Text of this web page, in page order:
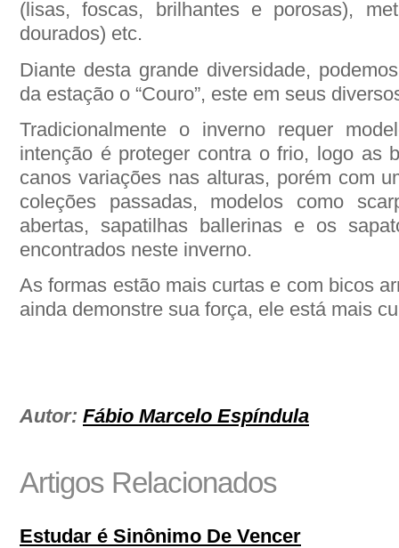
(lisas, foscas, brilhantes e porosas),
dourados) etc.
Diante desta grande diversidade,
da estação o “Couro”, este em seus
Tradicionalmente o inverno requer
intenção é proteger contra o frio, logo as
canos variações nas alturas, porém com
coleções passadas, modelos como
abertas, sapatilhas ballerinas e os
encontrados neste inverno.
As formas estão mais curtas e com bicos
ainda demonstre sua força, ele está mais
Autor: Fábio Marcelo Espíndula
Artigos Relacionados
Estudar é Sinônimo De Vencer